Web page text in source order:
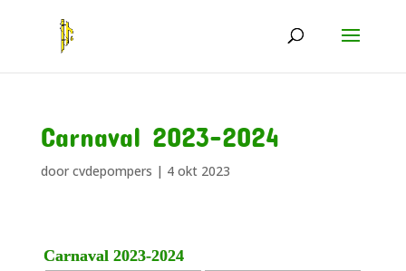
Carnaval 2023-2024
door cvdepompers | 4 okt 2023
Carnaval 2023-2024